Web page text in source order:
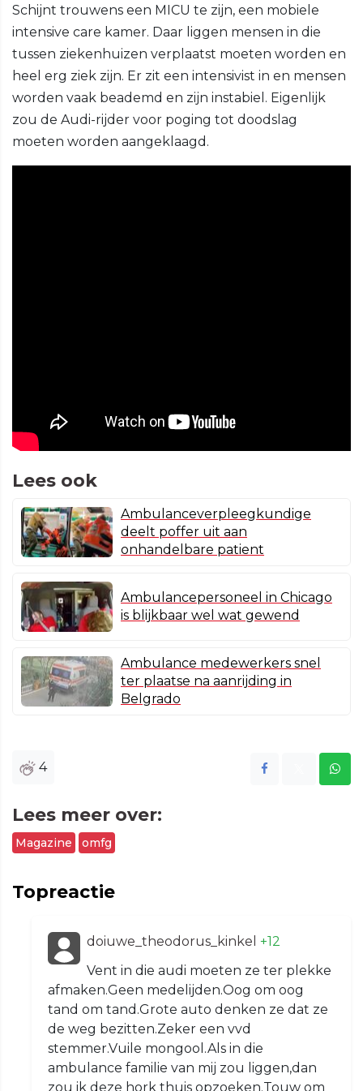
Schijnt trouwens een MICU te zijn, een mobiele
intensive care kamer. Daar liggen mensen in die
tussen ziekenhuizen verplaatst moeten worden en
heel erg ziek zijn. Er zit een intensivist in en mensen
worden vaak beademd en zijn instabiel. Eigenlijk
zou de Audi-rijder voor poging tot doodslag
moeten worden aangeklaagd.
Lees ook
Ambulanceverpleegkundige
deelt poffer uit aan
onhandelbare patient
Ambulancepersoneel in Chicago
is blijkbaar wel wat gewend
Ambulance medewerkers snel
ter plaatse na aanrijding in
Belgrado
4
Lees meer over:
Magazine omfg
Topreactie
doiuwe_theodorus_kinkel +12
Vent in die audi moeten ze ter plekke
afmaken.Geen medelijden.Oog om oog
tand om tand.Grote auto denken ze dat ze
de weg bezitten.Zeker een vvd
stemmer.Vuile mongool.Als in die
ambulance familie van mij zou liggen,dan
zou ik deze hork thuis opzoeken.Touw om